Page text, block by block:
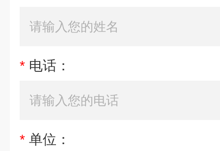
* 电话：
* 单位：